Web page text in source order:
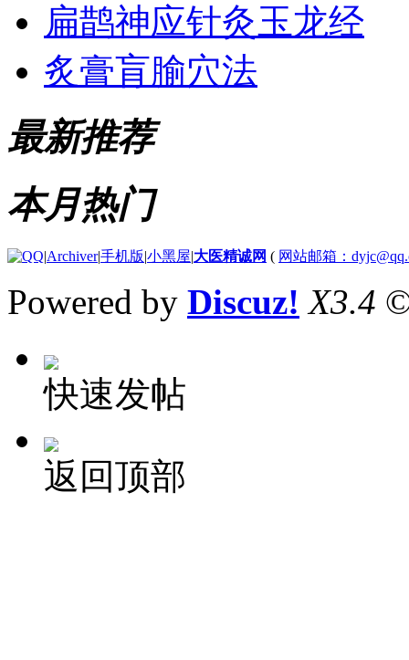
扁鹊神应针灸玉龙经
炙膏肓腧穴法
最新推荐
本月热门
|Archiver|手机版|小黑屋|大医精诚网 ( 网站邮箱：
Powered by Discuz! X3.4
快速发帖
返回顶部